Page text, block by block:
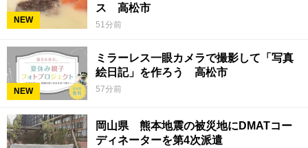
NEW
ス 高松市
51分前
NEW
ミラーレス一眼カメラで撮影して「写真
絵日記」を作ろう 高松市
57分前
岡山県 熊本地震の被災地にDMATコー
ディネーターを第4次派遣